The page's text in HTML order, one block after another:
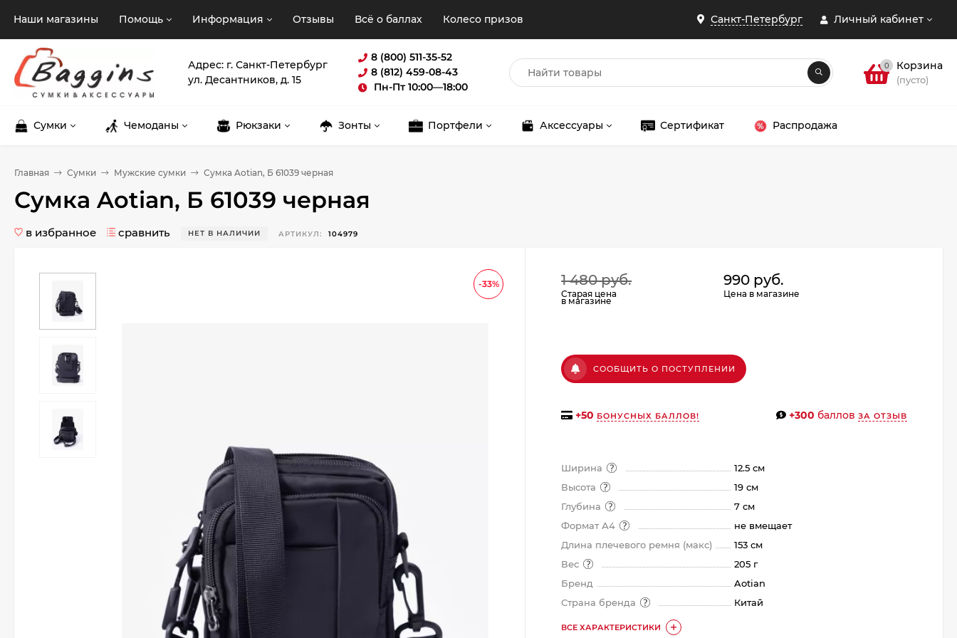
Санкт-Петербург Личный кабинет
Наши магазины Помощь Информация Отзывы Всё о баллах Колесо призов
Адрес: г. Санкт-Петербург
ул. Десантников, д. 15
8 (800) 511-35-52
8 (812) 459-08-43
Пн-Пт 10:00—18:00
0 Корзина
(пусто)
Сумки Чемоданы Рюкзаки Зонты Портфели Аксессуары Сертификат Распродажа
Главная Сумки Мужские сумки Сумка Aotian, Б 61039 черная
Сумка Aotian, Б 61039 черная
в избранное сравнить НЕТ В НАЛИЧИИ АРТИКУЛ: 104979
-33% 1 480 руб.
Старая цена
в магазине
990 руб.
Цена в магазине
СООБЩИТЬ О ПОСТУПЛЕНИИ
+50 БОНУСНЫХ БАЛЛОВ! +300 баллов ЗА ОТЗЫВ
Ширина
12.5 см
Высота
19 см
Глубина
7 см
Формат А4
не вмещает
Длина плечевого ремня (макс)
153 см
Вес
205 г
Бренд
Aotian
Страна бренда
Китай
ВСЕ ХАРАКТЕРИСТИКИ
Добавляйте товары
Оплачивайте сегодня только
% картой любого банка